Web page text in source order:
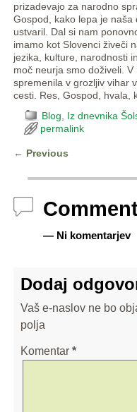
prizadevajo za narodno
Gospod, kako lepa je naša
ustvaril. Dal si nam
imamo kot Slovenci živeči
jezika, kulture, narodnosti
moč neurja smo doživeli.
spremenila v grozljiv vihar
cesti. Res, Gospod, hvala,
Blog
Iz dnevnika
permalink
← Previous
— Ni komentarjev
Dodaj
Vaš e-naslov ne bo
polja
Komentar *